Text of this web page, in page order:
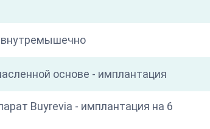
внутремышечно
основе - имплантация
Buyrevia - имплантация на 6